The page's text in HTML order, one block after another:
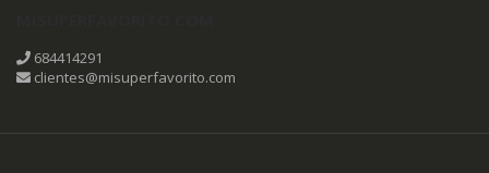
684414291
clientes@misuperfavorito.com